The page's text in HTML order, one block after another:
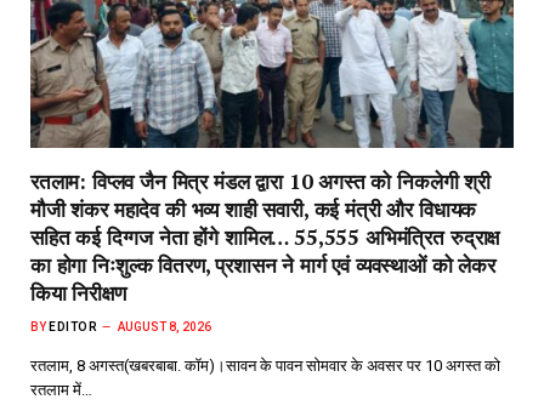
रतलाम: विप्लव जैन मित्र मंडल द्वारा 10 अगस्त को निकलेगी श्री
मौजी शंकर महादेव की भव्य शाही सवारी, कई मंत्री और विधायक
सहित कई दिग्गज नेता होंगे शामिल… 55,555 अभिमंत्रित रुद्राक्ष
का होगा निःशुल्क वितरण, प्रशासन ने मार्ग एवं व्यवस्थाओं को लेकर
किया निरीक्षण
BY EDITOR AUGUST 8, 2026
रतलाम, 8 अगस्त(खबरबाबा. कॉम)।सावन के पावन सोमवार के अवसर पर 10 अगस्त को
रतलाम में…